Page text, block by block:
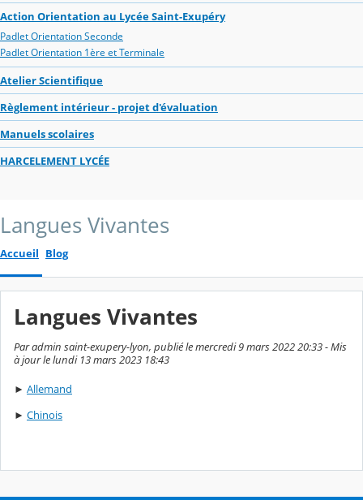
Action Orientation au Lycée Saint-Exupéry
Padlet Orientation Seconde
Padlet Orientation 1ère et Terminale
Atelier Scientifique
Règlement intérieur - projet d'évaluation
Manuels scolaires
HARCELEMENT LYCÉE
Langues Vivantes
Accueil Blog
Langues Vivantes
Par admin saint-exupery-lyon, publié le mercredi 9 mars 2022 20:33 - Mis
à jour le lundi 13 mars 2023 18:43
► Allemand
► Chinois